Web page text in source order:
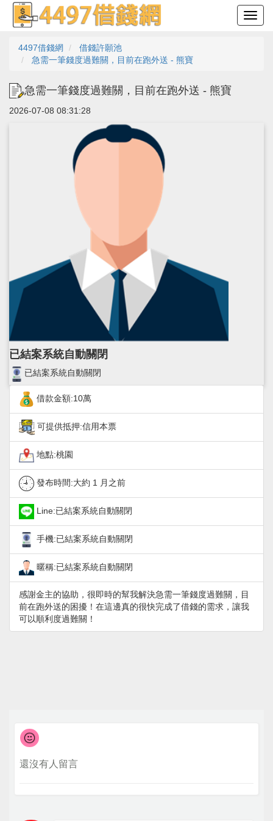
4497借錢網
借錢許願池
急需一筆錢度過難關，目前在跑外送 - 熊寶
急需一筆錢度過難關，目前在跑外送 - 熊寶
2026-07-08 08:31:28
已結案系統自動關閉
已結案系統自動關閉
借款金額:10萬
可提供抵押:信用本票
地點:桃園
發布時間:大約 1 月之前
Line:已結案系統自動關閉
手機:已結案系統自動關閉
暱稱:已結案系統自動關閉
感謝金主的協助，很即時的幫我解決急需一筆錢度過難關，目
前在跑外送的困擾！在這邊真的很快完成了借錢的需求，讓我
可以順利度過難關！
還沒有人留言